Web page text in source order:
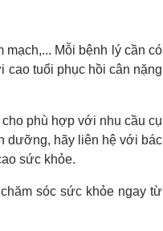
Mỗi bệnh lý cần có
tuổi phục hồi cân nặng
phù hợp với nhu cầu cụ
dưỡng, hãy liên hệ với bác
sức khỏe.
sóc sức khỏe ngay từ